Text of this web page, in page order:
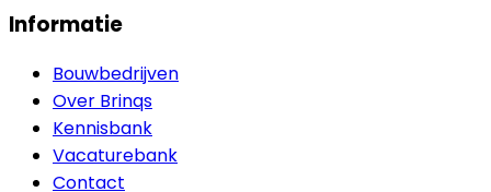
Informatie
Bouwbedrijven
Over Brinqs
Kennisbank
Vacaturebank
Contact